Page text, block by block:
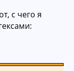
с чего я